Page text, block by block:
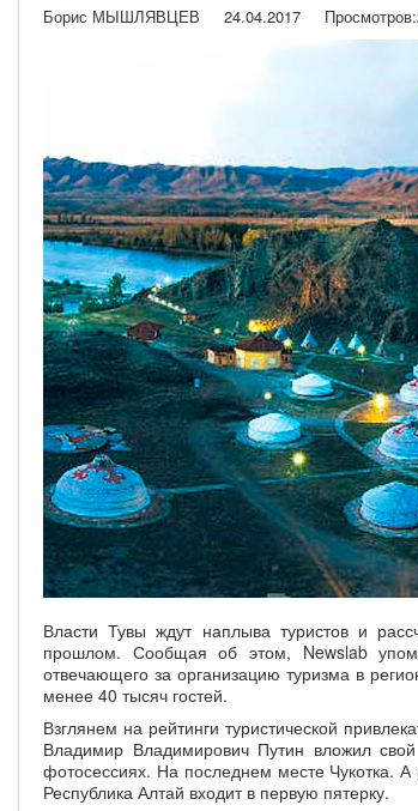
Борис МЫШЛЯВЦЕВ 24.04.2017 Просмотров:
Власти Тувы ждут наплыва туристов и
прошлом. Сообщая об этом, Newslab
отвечающего за организацию туризма в
менее 40 тысяч гостей.
Взглянем на рейтинги туристической
Владимир Владимирович Путин вложил
фотосессиях. На последнем месте Чукотка.
Республика Алтай входит в первую пятерку.